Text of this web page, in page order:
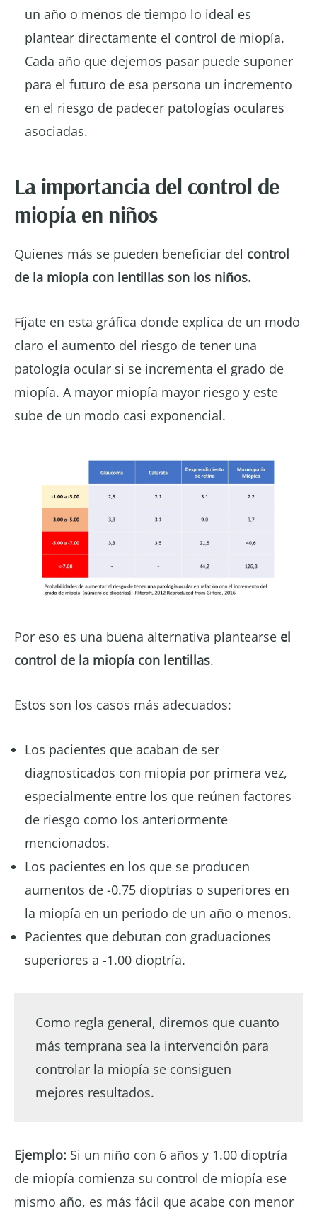
un año o menos de tiempo lo ideal es
plantear directamente el control de miopía.
Cada año que dejemos pasar puede suponer
para el futuro de esa persona un incremento
en el riesgo de padecer patologías oculares
asociadas.
La importancia del control de
miopía en niños
Quienes más se pueden beneficiar del control
de la miopía con lentillas son los niños.
Fíjate en esta gráfica donde explica de un modo
claro el aumento del riesgo de tener una
patología ocular si se incrementa el grado de
miopía. A mayor miopía mayor riesgo y este
sube de un modo casi exponencial.
Por eso es una buena alternativa plantearse el
control de la miopía con lentillas.
Estos son los casos más adecuados:
Los pacientes que acaban de ser
diagnosticados con miopía por primera vez,
especialmente entre los que reúnen factores
de riesgo como los anteriormente
mencionados.
Los pacientes en los que se producen
aumentos de -0.75 dioptrías o superiores en
la miopía en un periodo de un año o menos.
Pacientes que debutan con graduaciones
superiores a -1.00 dioptría.
Como regla general, diremos que cuanto
más temprana sea la intervención para
controlar la miopía se consiguen
mejores resultados.
Ejemplo: Si un niño con 6 años y 1.00 dioptría
de miopía comienza su control de miopía ese
mismo año, es más fácil que acabe con menor